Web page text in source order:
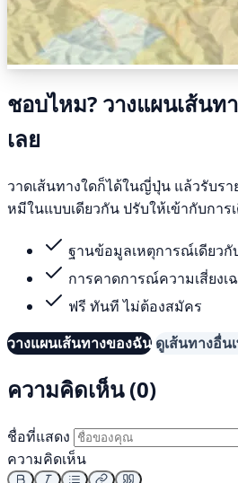
ชอบไหม? วางแผนเส้นท
เลย
วาดเส้นทางใดก็ได้ในญี่ปุ่น แล้วรับร
หมีในแบบเดียวกัน ปรับให้เข้ากับกา
ฐานข้อมูลเหตุการณ์เดียว
การคาดการณ์ความเสี่ยง
ฟรี ทันที ไม่ต้องสมัคร
วางแผนเส้นทางของฉัน ดูเส้นทางอื่น
ความคิดเห็น (0)
ชื่อที่แสดง
ความคิดเห็น